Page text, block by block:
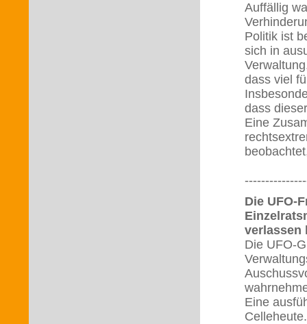
Auffällig
Politik ist
sich in
dass viel
dass
Eine
Die UFO-
verlassen
Die UFO-
Eine